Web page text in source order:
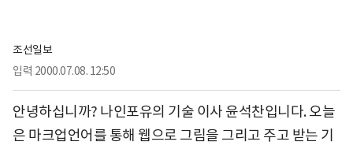
조선일보
입력 2000.07.08. 12:50
안녕하십니까? 나인포유의 기술 이사 윤석찬입니다. 오늘
은 마크업언어를 통해 웹으로 그림을 그리고 주고 받는 기